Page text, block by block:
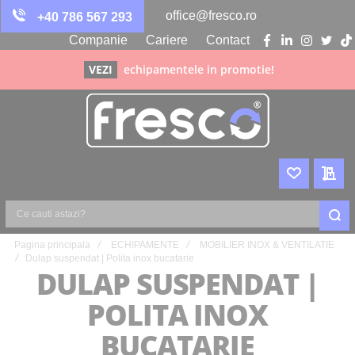
+40 786 567 293
office@fresco.ro
Companie
Cariere Contact
facebook
linkedin
VEZI echipamentele in promotie!
WISHLIST
Ce
cauti
astazi?
Pagina principala ECHIPAMENTE
MOBILIER INOX & VENTILATIE
Dulap suspendat | Polita inox bucatarie
DULAP SUSPENDAT |
POLITA INOX
BUCATARIE